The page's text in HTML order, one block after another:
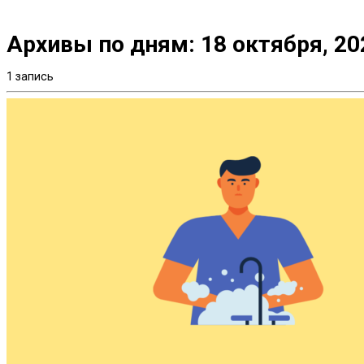
Архивы по дням: 18 октября,
1 запись